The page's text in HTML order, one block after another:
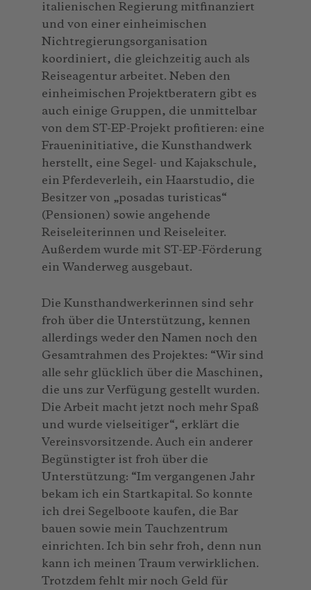
italienischen Regierung mitfinanziert
und von einer einheimischen
Nichtregierungsorganisation
koordiniert, die gleichzeitig auch als
Reiseagentur arbeitet. Neben den
einheimischen Projektberatern gibt es
auch einige Gruppen, die unmittelbar
von dem ST-EP-Projekt profitieren: eine
Fraueninitiative, die Kunsthandwerk
herstellt, eine Segel- und Kajakschule,
ein Pferdeverleih, ein Haarstudio, die
Besitzer von „posadas turisticas“
(Pensionen) sowie angehende
Reiseleiterinnen und Reiseleiter.
Außerdem wurde mit ST-EP-Förderung
ein Wanderweg ausgebaut.
Die Kunsthandwerkerinnen sind sehr
froh über die Unterstützung, kennen
allerdings weder den Namen noch den
Gesamtrahmen des Projektes: “Wir sind
alle sehr glücklich über die Maschinen,
die uns zur Verfügung gestellt wurden.
Die Arbeit macht jetzt noch mehr Spaß
und wurde vielseitiger“, erklärt die
Vereinsvorsitzende. Auch ein anderer
Begünstigter ist froh über die
Unterstützung: “Im vergangenen Jahr
bekam ich ein Startkapital. So konnte
ich drei Segelboote kaufen, die Bar
bauen sowie mein Tauchzentrum
einrichten. Ich bin sehr froh, denn nun
kann ich meinen Traum verwirklichen.
Trotzdem fehlt mir noch Geld für